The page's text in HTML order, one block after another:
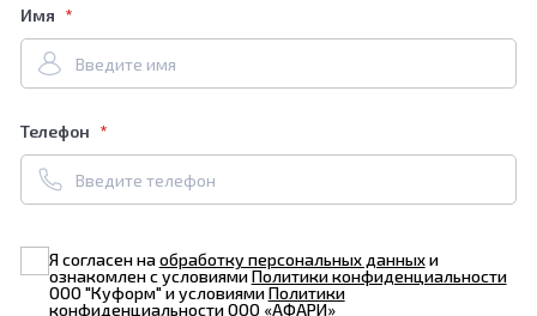
Имя
Телефон
Я согласен наобработку персональных данныхи
ознакомлен с условиямиПолитики конфиденциальности
ООО "Куформ" и условиямиПолитики
конфиденциальностиООО «АФАРИ»